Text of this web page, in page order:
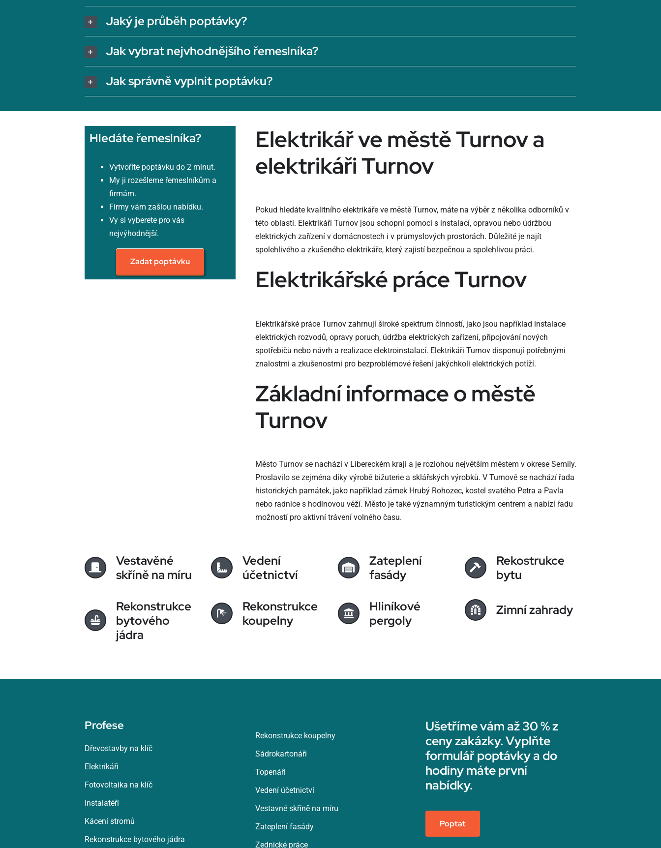
Jaký je průběh poptávky?
Jak vybrat nejvhodnějšího řemeslníka?
Jak správně vyplnit poptávku?
Hledáte řemeslníka?
Vytvoříte poptávku do 2 minut.
My ji rozešleme řemeslníkům a
firmám.
Firmy vám zašlou nabídku.
Vy si vyberete pro vás
nejvýhodnější.
Zadat poptávku
Elektrikář ve městě Turnov a
elektrikáři Turnov
Pokud hledáte kvalitního elektrikáře ve městě Turnov, máte na výběr z několika odborníků v
této oblasti. Elektrikáři Turnov jsou schopni pomoci s instalací, opravou nebo údržbou
elektrických zařízení v domácnostech i v průmyslových prostorách. Důležité je najít
spolehlivého a zkušeného elektrikáře, který zajistí bezpečnou a spolehlivou práci.
Elektrikářské práce Turnov
Elektrikářské práce Turnov zahrnují široké spektrum činností, jako jsou například instalace
elektrických rozvodů, opravy poruch, údržba elektrických zařízení, připojování nových
spotřebičů nebo návrh a realizace elektroinstalací. Elektrikáři Turnov disponují potřebnými
znalostmi a zkušenostmi pro bezproblémové řešení jakýchkoli elektrických potíží.
Základní informace o městě
Turnov
Město Turnov se nachází v Libereckém kraji a je rozlohou největším městem v okrese Semily.
Proslavilo se zejména díky výrobě bižuterie a sklářských výrobků. V Turnově se nachází řada
historických památek, jako například zámek Hrubý Rohozec, kostel svatého Petra a Pavla
nebo radnice s hodinovou věží. Město je také významným turistickým centrem a nabízí řadu
možností pro aktivní trávení volného času.
Vestavěné
skříně na míru
Vedení
účetnictví
Zateplení
fasády
Rekostrukce
bytu
Rekonstrukce
bytového
jádra
Rekonstrukce
koupelny
Hliníkové
pergoly
Zimní zahrady
Profese
Dřevostavby na klíč
Elektrikáři
Fotovoltaika na klíč
Instalatéři
Kácení stromů
Rekonstrukce bytového jádra
Rekonstrukce koupelny
Sádrokartonáři
Topenáři
Vedení účetnictví
Vestavné skříně na míru
Zateplení fasády
Zednické práce
Ušetříme vám až 30 % z
ceny zakázky. Vyplňte
formulář poptávky a do
hodiny máte první
nabídky.
Poptat